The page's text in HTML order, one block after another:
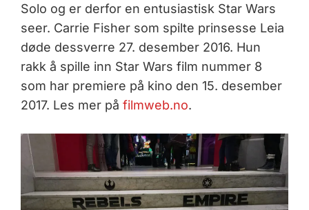
Solo og er derfor en entusiastisk Star Wars
seer. Carrie Fisher som spilte prinsesse Leia
døde dessverre 27. desember 2016. Hun
rakk å spille inn Star Wars film nummer 8
som har premiere på kino den 15. desember
2017. Les mer på filmweb.no.